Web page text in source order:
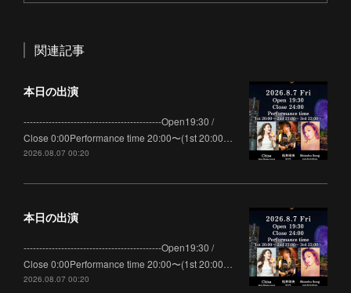
関連記事
本日の出演
--------------------------------------------Open19:30 /
Close 0:00Performance time 20:00〜(1st 20:00…
2026.08.07 00:20
本日の出演
--------------------------------------------Open19:30 /
Close 0:00Performance time 20:00〜(1st 20:00…
2026.08.07 00:20